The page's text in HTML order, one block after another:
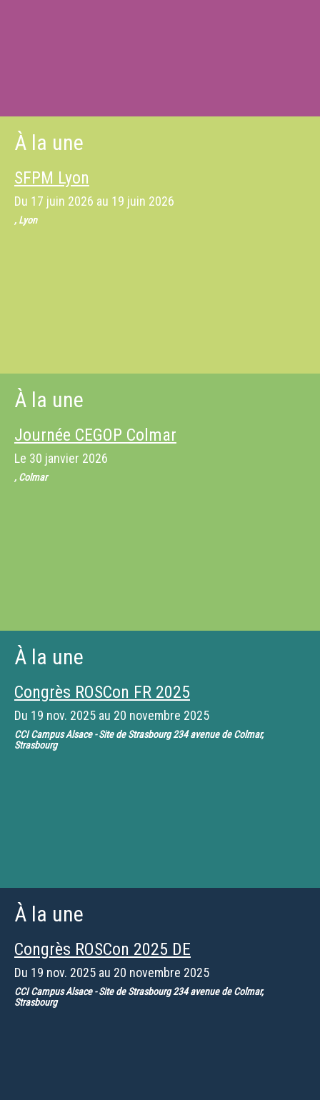
À la une
SFPM Lyon
Du 17 juin 2026 au 19 juin 2026
, Lyon
À la une
Journée CEGOP Colmar
Le 30 janvier 2026
, Colmar
À la une
Congrès ROSCon FR 2025
Du 19 nov. 2025 au 20 novembre 2025
CCI Campus Alsace - Site de Strasbourg 234 avenue de Colmar,
Strasbourg
À la une
Congrès ROSCon 2025 DE
Du 19 nov. 2025 au 20 novembre 2025
CCI Campus Alsace - Site de Strasbourg 234 avenue de Colmar,
Strasbourg